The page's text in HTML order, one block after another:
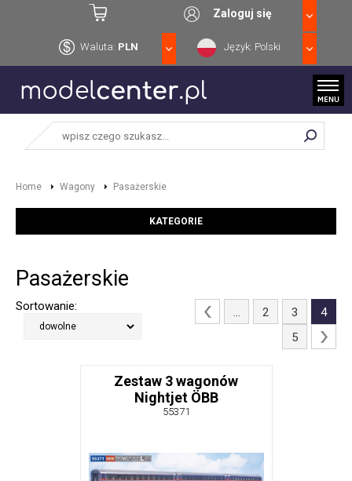
Zaloguj się
Waluta: PLN Język: Polski
Home Wagony Pasażerskie
KATEGORIE
Pasażerskie
Sortowanie: ... 2 3
4
5
Zestaw 3 wagonów
Nightjet ÖBB
55371